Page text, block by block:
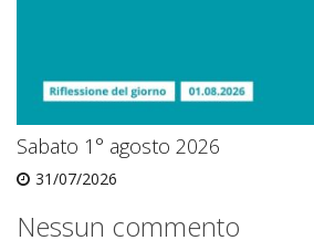
Sabato 1° agosto 2026
31/07/2026
Nessun commento